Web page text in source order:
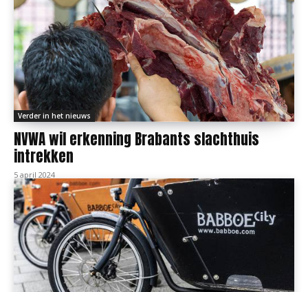
Verder in het nieuws
NVWA wil erkenning Brabants slachthuis
intrekken
5 april 2024